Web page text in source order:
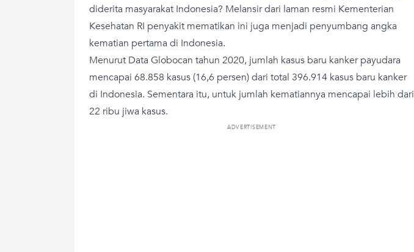
diderita masyarakat Indonesia? Melansir dari laman resmi Kementerian
Kesehatan RI penyakit mematikan ini juga menjadi penyumbang angka
kematian pertama di Indonesia.
Menurut Data Globocan tahun 2020, jumlah kasus baru kanker payudara
mencapai 68.858 kasus (16,6 persen) dari total 396.914 kasus baru kanker
di Indonesia. Sementara itu, untuk jumlah kematiannya mencapai lebih dari
22 ribu jiwa kasus.
ADVERTISEMENT